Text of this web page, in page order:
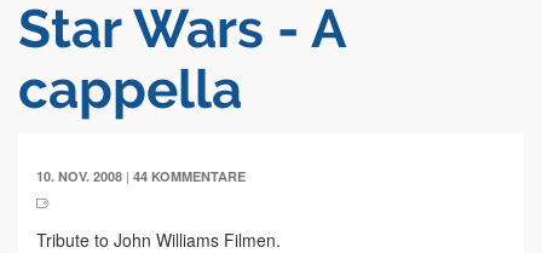
Star Wars - A
cappella
10. NOV. 2008 | 44 KOMMENTARE
Tribute to John Williams Filmen.